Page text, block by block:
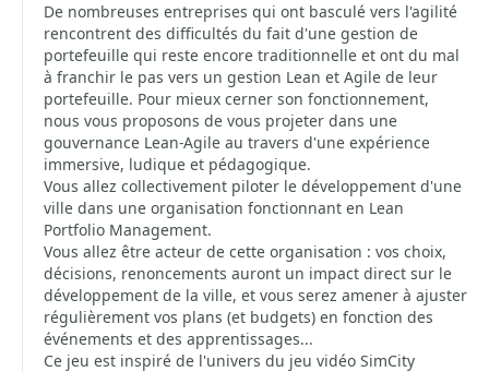
De nombreuses entreprises qui ont basculé vers l'agilité
rencontrent des difficultés du fait d'une gestion de
portefeuille qui reste encore traditionnelle et ont du mal
à franchir le pas vers un gestion Lean et Agile de leur
portefeuille. Pour mieux cerner son fonctionnement,
nous vous proposons de vous projeter dans une
gouvernance Lean-Agile au travers d'une expérience
immersive, ludique et pédagogique.
Vous allez collectivement piloter le développement d'une
ville dans une organisation fonctionnant en Lean
Portfolio Management.
Vous allez être acteur de cette organisation : vos choix,
décisions, renoncements auront un impact direct sur le
développement de la ville, et vous serez amener à ajuster
régulièrement vos plans (et budgets) en fonction des
événements et des apprentissages...
Ce jeu est inspiré de l'univers du jeu vidéo SimCity